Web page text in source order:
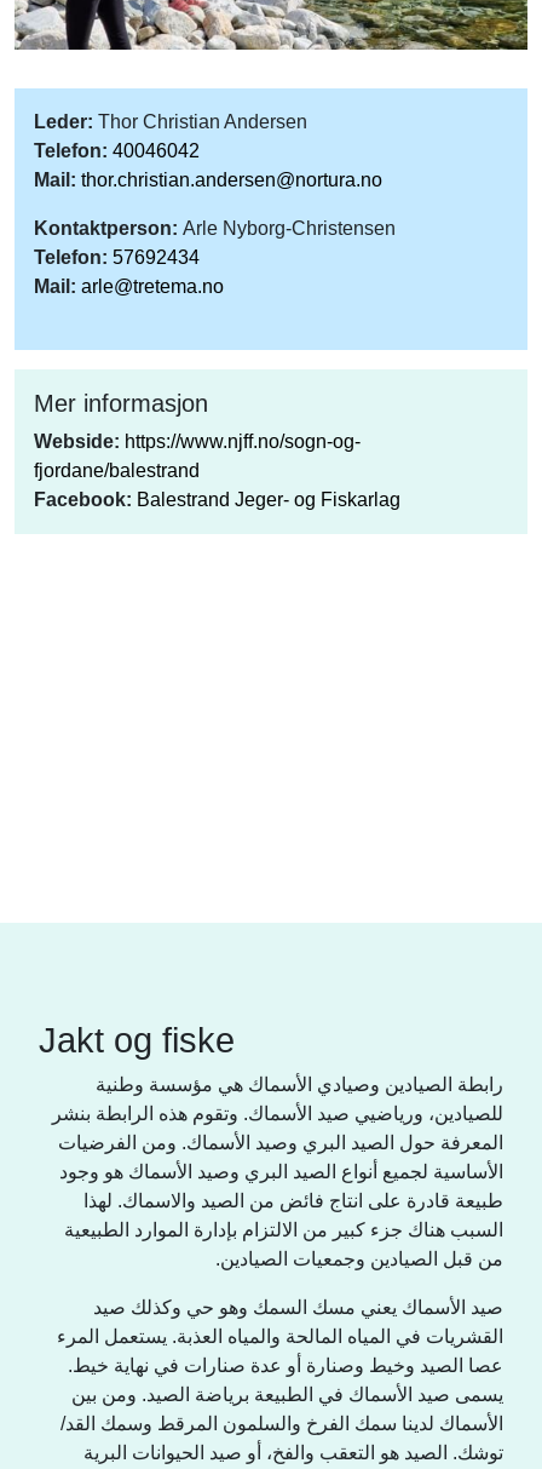
Leder: Thor Christian Andersen
Telefon: 40046042
Mail: thor.christian.andersen@nortura.no
Kontaktperson: Arle Nyborg-Christensen
Telefon: 57692434
Mail: arle@tretema.no
Mer informasjon
Webside: https://www.njff.no/sogn-og-
fjordane/balestrand
Facebook: Balestrand Jeger- og Fiskarlag
Jakt og fiske
رابطة الصيادين وصيادي الأسماك هي مؤسسة وطنية
للصيادين، ورياضيي صيد الأسماك. وتقوم هذه الرابطة بنشر
المعرفة حول الصيد البري وصيد الأسماك. ومن الفرضيات
الأساسية لجميع أنواع الصيد البري وصيد الأسماك هو وجود
طبيعة قادرة على انتاج فائض من الصيد والاسماك. لهذا
السبب هناك جزء كبير من الالتزام بإدارة الموارد الطبيعية
من قبل الصيادين وجمعيات الصيادين.
صيد الأسماك يعني مسك السمك وهو حي وكذلك صيد
القشريات في المياه المالحة والمياه العذبة. يستعمل المرء
عصا الصيد وخيط وصنارة أو عدة صنارات في نهاية خيط.
يسمى صيد الأسماك في الطبيعة برياضة الصيد. ومن بين
الأسماك لدينا سمك الفرخ والسلمون المرقط وسمك القد/
توشك. الصيد هو التعقب والفخ، أو صيد الحيوانات البرية